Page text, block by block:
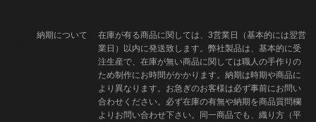
納期について
在庫が有る商品に関しては、3営業日（基本的には翌営
業日）以内に発送致します。弊社製品は、基本的に受
注生産で、在庫が無い商品に関しては職人の手作りの
ため制作にお時間がかかります。納期は時期や商品に
より異なります。お急ぎのお客様は必ず事前にお問い
合わせください。必ず在庫の有無や納期を商品質問欄
よりお問い合わせ下さい。同一商品でも、織り方（平